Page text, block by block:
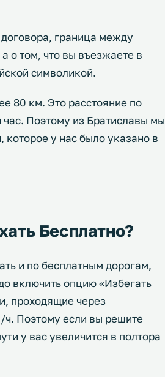
граница между
о том, что вы въезжаете в
символикой.
80 км. Это расстояние по
час. Поэтому из Братиславы мы
которое у нас было указано в
Бесплатно?
и по бесплатным дорогам,
включить опцию «Избегать
проходящие через
ч. Поэтому если вы решите
у вас увеличится в полтора